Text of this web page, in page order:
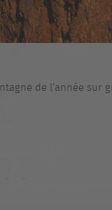
de l’année sur